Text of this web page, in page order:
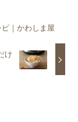
｜かわしま屋
け